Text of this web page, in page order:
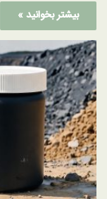
بیشتر بخوانید »